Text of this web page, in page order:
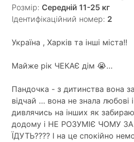
Розмір: Середній 11-25 кг
Ідентифікаційний номер: 2
Україна , Харків та інші міста!!
Майже рік ЧЕКАЄ дім 😭…
Пандочка - з дитинства вона
відчай … вона не знала любові
дивлячись на інших як
додому і НЕ РОЗУМІЄ ЧОМУ
ЇДУТЬ???? І на це спокійно